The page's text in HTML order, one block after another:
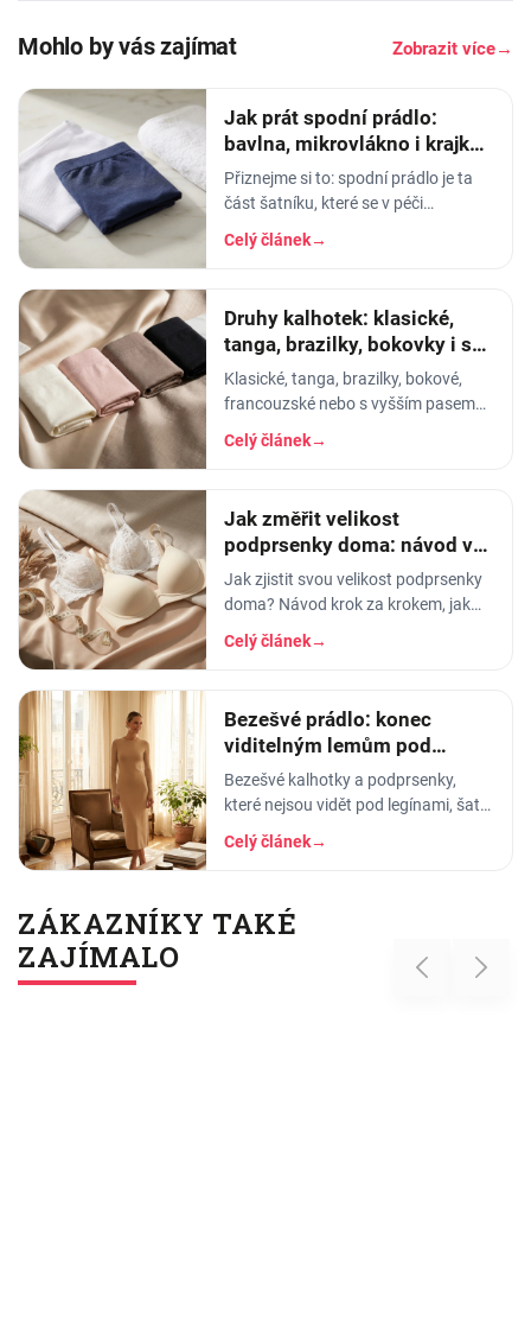
Mohlo by vás zajímat Zobrazit více→
Jak prát spodní prádlo:
bavlna, mikrovlákno i krajka,
aby vydrželo
Přiznejme si to: spodní prádlo je ta
část šatníku, které se v péči
pračky se vším ostatním, dáme
Celý článek→
Druhy kalhotek: klasické,
tanga, brazilky, bokovky i s
vyšším pasem
Klasické, tanga, brazilky, bokové,
francouzské nebo s vyšším pasem?
který se hodí pod jaké oblečení a pro
Celý článek→
Jak změřit velikost
podprsenky doma: návod ve
4 krocích + tabulka
Jak zjistit svou velikost podprsenky
doma? Návod krok za krokem, jak
převodní tabulka košíčků a tipy, jak…
Celý článek→
Bezešvé prádlo: konec
viditelným lemům pod
přiléhavým oblečením
Bezešvé kalhotky a podprsenky,
které nejsou vidět pod legínami, šaty
jsou a pro koho jsou ideální.
Celý článek→
ZÁKAZNÍKY TAKÉ
ZAJÍMALO
Previous Next